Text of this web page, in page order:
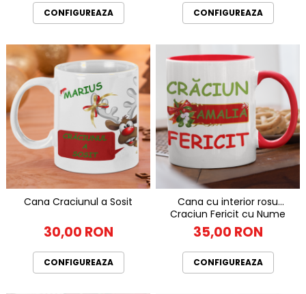
CONFIGUREAZA CONFIGUREAZA
Cana Craciunul a Sosit
30,00 RON
CONFIGUREAZA
Cana cu interior rosu
Craciun Fericit cu Nume
35,00 RON
CONFIGUREAZA